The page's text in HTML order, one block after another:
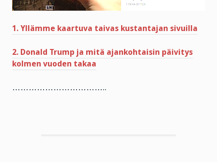
1. Yllämme kaartuva taivas kustantajan sivuilla
2. Donald Trump ja mitä ajankohtaisin päivitys
kolmen vuoden takaa
……………………………..